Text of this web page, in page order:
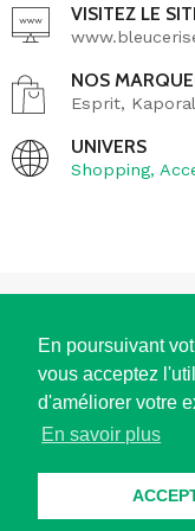
En poursuivant
vous acceptez
d'améliorer votre
En savoir plus
VISITEZ LE
NOS
Esprit,
UNIVERS
Shopping,
HORAIRES